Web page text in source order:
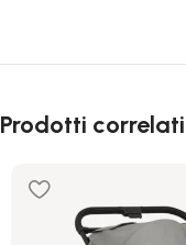
Prodotti correlati